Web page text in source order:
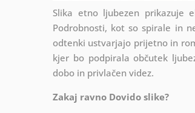
Slika etno ljubezen prikazuje
Podrobnosti, kot so spirale in
odtenki ustvarjajo prijetno in
kjer bo podpirala občutek
dobo in privlačen videz.
Zakaj ravno Dovido slike?